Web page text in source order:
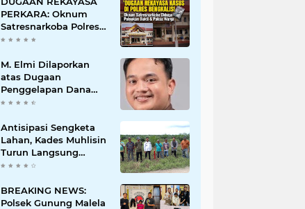
PERKARA: Oknum
Satresnarkoba Polres
Bengkalis Diduga
Hingga Paksa Warga
Hadir di TKP
M. Elmi Dilaporkan
atas Dugaan
Penggelapan Dana
Pensiunan Guru dan
Pastikan Proses
Hukum Berjalan
Antisipasi Sengketa
Lahan, Kades Muhlisin
Turun Langsung
Tinjau Batas Wilayah
Diserobot PT Jatim
Jaya Perkasa
BREAKING NEWS:
Polsek Gunung Malela